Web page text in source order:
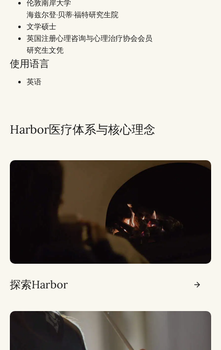
伦敦南岸大学
海兹尔登·贝蒂·福特研究生院
文学硕士
英国注册心理咨询与心理治疗协会会员
研究生文凭
使用语言
英语
Harbor医疗体系与核心理念
探索Harbor